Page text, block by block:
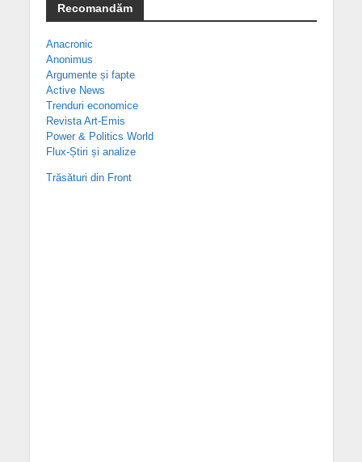
Recomandăm
Anacronic
Anonimus
Argumente și fapte
Active News
Trenduri economice
Revista Art-Emis
Power & Politics World
Flux-Știri și analize
Trăsături din Front